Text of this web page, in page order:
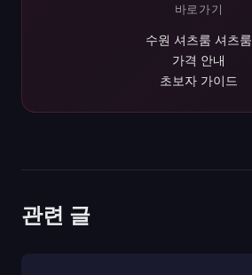
바로가기
수원 셔츠룸 셔츠룸
가격 안내
초보자 가이드
관련 글